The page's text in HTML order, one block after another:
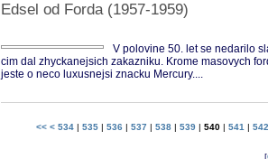
Edsel od Forda (1957-1959)
V polovine 50. let se nedarilo
cim dal zhyckanejsich zakazniku. Krome masovych
jeste o neco luxusnejsi znacku Mercury....
<< < 534| 535| 536 | 537 | 538| 539| 540| 541| 542
[